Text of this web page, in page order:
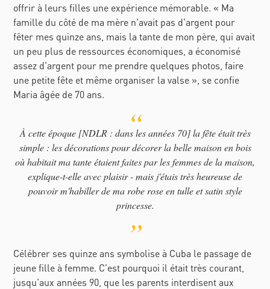
offrir à leurs filles une expérience mémorable. « Ma
famille du côté de ma mère n'avait pas d'argent pour
fêter mes quinze ans, mais la tante de mon père, qui avait
un peu plus de ressources économiques, a économisé
assez d'argent pour me prendre quelques photos, faire
une petite fête et même organiser la valse », se confie
Maria âgée de 70 ans.
À cette époque [NDLR : dans les années 70] la fête était très
simple : les décorations pour décorer la belle maison en bois
où habitait ma tante étaient faites par les femmes de la maison,
explique-t-elle avec plaisir - mais j'étais très heureuse de
pouvoir m'habiller de ma robe rose en tulle et satin style
princesse.
Célébrer ses quinze ans symbolise à Cuba le passage de
jeune fille à femme. C'est pourquoi il était très courant,
jusqu'aux années 90, que les parents interdisent aux